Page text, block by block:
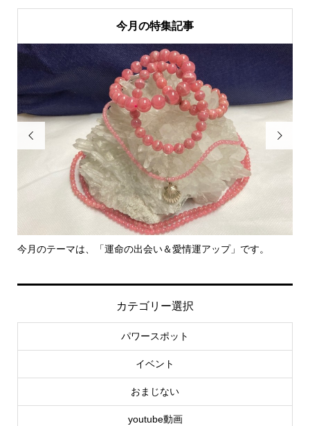
今月の特集記事

今月のテーマは、「運命の出会い＆愛情運アップ」です。

カテゴリー選択
パワースポット
イベント
おまじない
youtube動画